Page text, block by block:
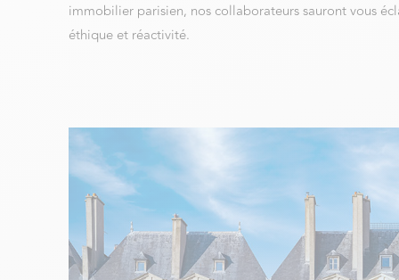
immobilier parisien, nos collaborateurs sauront vous
éthique et réactivité.